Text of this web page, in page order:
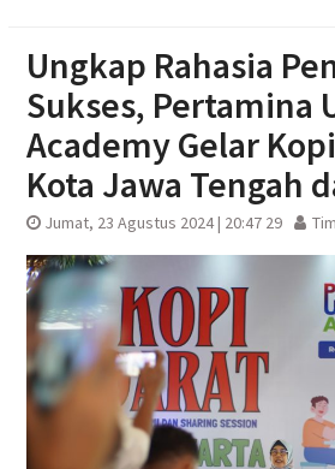
Ungkap Rahasia
Sukses, Pertamina
Academy Gelar
Kota Jawa Tengah
Jumat, 23 Agustus 2024 | 20:47 29